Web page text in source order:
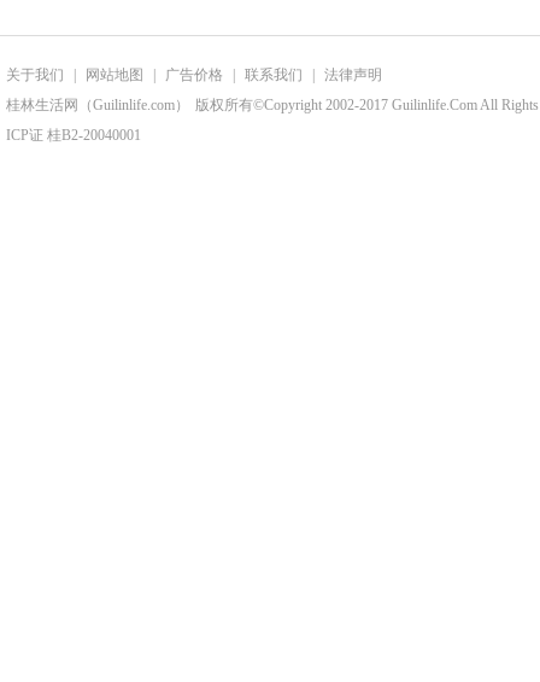
关于我们 网站地图 广告价格 联系我们
法律声明
桂林生活网（Guilinlife.com）
版权所有©Copyright 2002-2017 Guilinlife.Com All Rights
ICP证 桂B2-20040001